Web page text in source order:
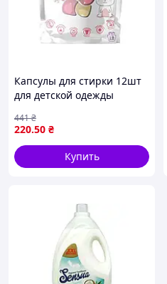
Капсулы для стирки 12шт
для детской одежды
эффективное средство для
удаления пятен
220.50 ₴
441₴
Купить